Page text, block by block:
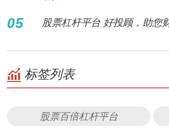
05 股票杠杆平台 好投顾，助您
标签列表
股票百倍杠杆平台